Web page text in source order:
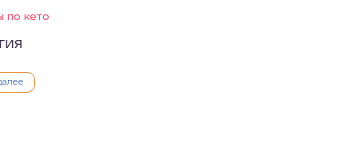
по кето